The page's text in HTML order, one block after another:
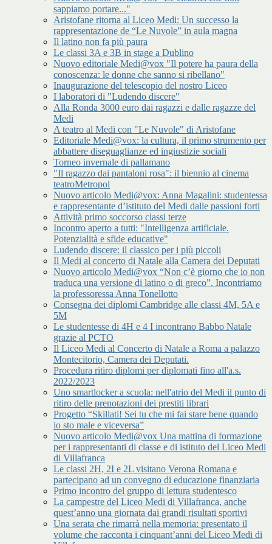
sappiamo portare..."
Aristofane ritorna al Liceo Medi: Un successo la
rappresentazione de “Le Nuvole” in aula magna
Il latino non fa più paura
Le classi 3A e 3B in stage a Dublino
Nuovo editoriale Medi@vox "Il potere ha paura della
conoscenza: le donne che sanno si ribellano"
Inaugurazione del telescopio del nostro Liceo
I laboratori di "Ludendo discere"
Alla Ronda 3000 euro dai ragazzi e dalle ragazze del
Medi
A teatro al Medi con "Le Nuvole" di Aristofane
Editoriale Medi@vox: la cultura, il primo strumento per
abbattere diseguaglianze ed ingiustizie sociali
Torneo invernale di pallamano
"Il ragazzo dai pantaloni rosa": il biennio al cinema
teatroMetropol
Nuovo articolo Medi@vox: Anna Magalini: studentessa
e rappresentante d’istituto del Medi dalle passioni forti
Attività primo soccorso classi terze
Incontro aperto a tutti: "Intelligenza artificiale.
Potenzialità e sfide educative"
Ludendo discere: il classico per i più piccoli
Il Medi al concerto di Natale alla Camera dei Deputati
Nuovo articolo Medi@vox “Non c’è giorno che io non
traduca una versione di latino o di greco”. Incontriamo
la professoressa Anna Tonellotto
Consegna dei diplomi Cambridge alle classi 4M, 5A e
5M
Le studentesse di 4H e 4 I incontrano Babbo Natale
grazie al PCTO
Il Liceo Medi al Concerto di Natale a Roma a palazzo
Montecitorio, Camera dei Deputati.
Procedura ritiro diplomi per diplomati fino all'a.s.
2022/2023
Uno smartlocker a scuola: nell'atrio del Medi il punto di
ritiro delle prenotazioni dei prestiti librari
Progetto “Skillati! Sei tu che mi fai stare bene quando
io sto male e viceversa”
Nuovo articolo Medi@vox Una mattina di formazione
per i rappresentanti di classe e di istituto del Liceo Medi
di Villafranca
Le classi 2H, 2I e 2L visitano Verona Romana e
partecipano ad un convegno di educazione finanziaria
Primo incontro del gruppo di lettura studentesco
La campestre del Liceo Medi di Villafranca, anche
quest’anno una giornata dai grandi risultati sportivi
Una serata che rimarrà nella memoria: presentato il
volume che racconta i cinquant’anni del Liceo Medi di